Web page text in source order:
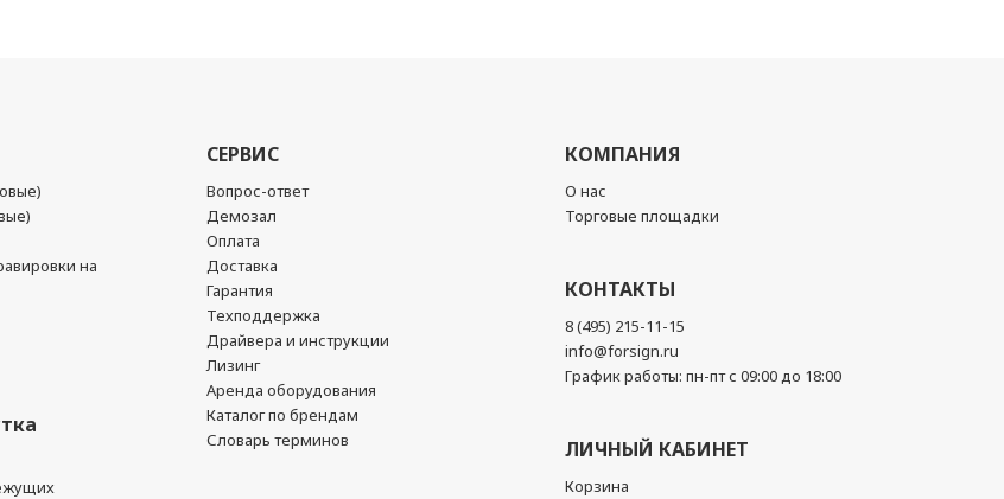
на
СЕРВИС
Вопрос-ответ
Демозал
Оплата
Доставка
Гарантия
Техподдержка
Драйвера и инструкции
Лизинг
Аренда оборудования
Каталог по брендам
Словарь терминов
КОМПАНИЯ
О нас
Торговые площадки
КОНТАКТЫ
8 (495) 215-11-15
info@forsign.ru
График работы: пн-пт с 09:00 до 18:00
ЛИЧНЫЙ КАБИНЕТ
Корзина